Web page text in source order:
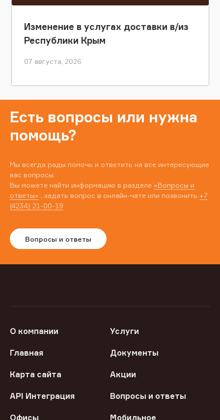
Изменение в услугах доставки в/из
Республики Крым
07 августа, 2026
Есть вопросы или нужна
помощь?
Мы всегда рады помочь и ответить на все интересующие
вас вопросы.
Вы можете найти информацию в разделе «Вопросы и
ответы» , задать вопрос в онлайн-чате или позвонить +7
(4234) 21-00-19
Вопросы и ответы
О компании Услуги
Главная Документы
Карта сайта Акции
API Интеграция Вопросы и ответы
Офисы
Мобильное